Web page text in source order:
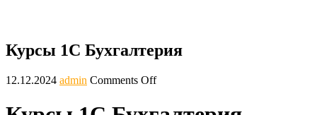
Курсы 1С Бухгалтерия
12.12.2024 admin Comments Off